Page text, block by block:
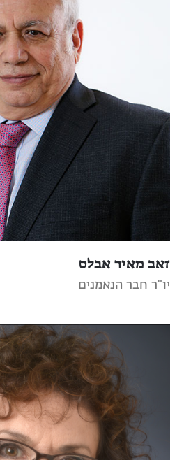
זאב מאיר אבלס
יו"ר חבר הנאמנים